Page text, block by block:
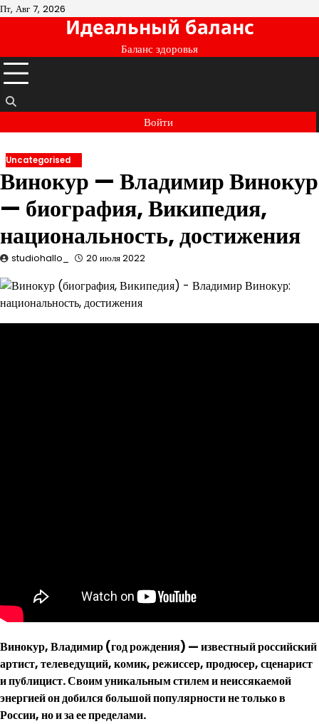
Перейти
Пт, Авг 7, 2026
Идеальный баланс
Баланс здоровья
Войти
Uncategorised
Винокур — Владимир Винокур
— биография, Википедия,
национальность, достижения
studiohallo_ 20 июля 2022
Винокур, Владимир (год рождения) — известный российский
артист, телеведущий, комик, режиссер, продюсер, сценарист
и публицист. Своим уникальным стилем и неиссякаемой
энергией он добился большой популярности не только в
России, но и за ее пределами.